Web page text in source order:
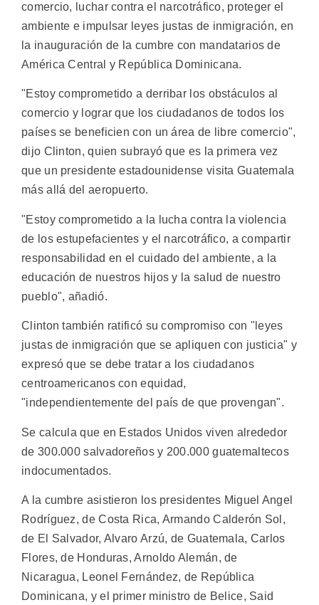
comercio, luchar contra el narcotráfico, proteger el
ambiente e impulsar leyes justas de inmigración, en
la inauguración de la cumbre con mandatarios de
América Central y República Dominicana.
"Estoy comprometido a derribar los obstáculos al
comercio y lograr que los ciudadanos de todos los
países se beneficien con un área de libre comercio",
dijo Clinton, quien subrayó que es la primera vez
que un presidente estadounidense visita Guatemala
más allá del aeropuerto.
"Estoy comprometido a la lucha contra la violencia
de los estupefacientes y el narcotráfico, a compartir
responsabilidad en el cuidado del ambiente, a la
educación de nuestros hijos y la salud de nuestro
pueblo", añadió.
Clinton también ratificó su compromiso con "leyes
justas de inmigración que se apliquen con justicia" y
expresó que se debe tratar a los ciudadanos
centroamericanos con equidad,
"independientemente del país de que provengan".
Se calcula que en Estados Unidos viven alrededor
de 300.000 salvadoreños y 200.000 guatemaltecos
indocumentados.
A la cumbre asistieron los presidentes Miguel Angel
Rodríguez, de Costa Rica, Armando Calderón Sol,
de El Salvador, Alvaro Arzú, de Guatemala, Carlos
Flores, de Honduras, Arnoldo Alemán, de
Nicaragua, Leonel Fernández, de República
Dominicana, y el primer ministro de Belice, Said